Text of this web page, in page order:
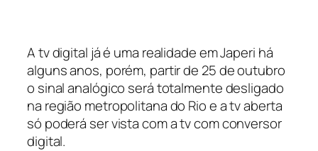
A tv digital já é uma realidade em Japeri há
alguns anos, porém, partir de 25 de outubro
o sinal analógico será totalmente desligado
na região metropolitana do Rio e a tv aberta
só poderá ser vista com a tv com conversor
digital.